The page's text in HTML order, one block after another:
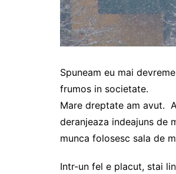
Spuneam eu mai
frumos in societate.
Mare dreptate am avut.
deranjeaza indeajuns de
munca folosesc sala de
Intr-un fel e placut, stai